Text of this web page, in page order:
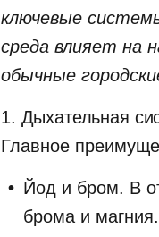
ключевые
среда влияет на
обычные
1. Дыхательная
Главное
Йод и бром. В
брома и